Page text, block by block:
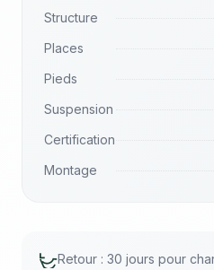
Structure
Places
Pieds
Suspension
Certification
Montage
Retour : 30 jours pour